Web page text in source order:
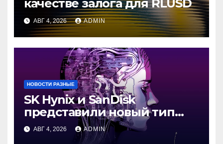
качестве залога для RLUSD
АВГ 4, 2026 ADMIN
НОВОСТИ РАЗНЫЕ
SK Hynix и SanDisk
представили новый тип
промежуточной памяти
АВГ 4, 2026 ADMIN